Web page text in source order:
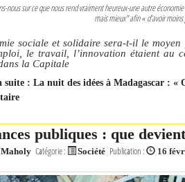
nous sur ce que nous rend vraiment heureux-une autre
mais mieux" afin « d’avoir
sociale et solidaire sera-t-il le
le travail, l’innovation étaient au
la Capitale
suite : La nuit des idées à Madagascar :
publiques : que
Maholy Catégorie : Société Publication : 16